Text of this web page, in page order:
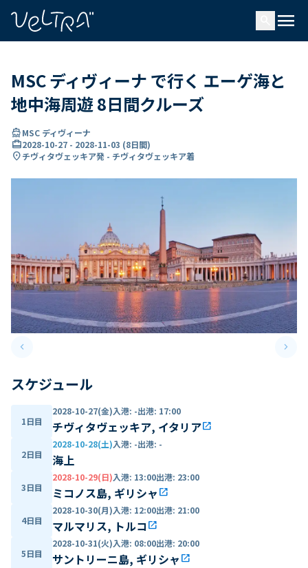
menu
MSC ディヴィーナ で行く エーゲ海と
地中海周遊 8日間クルーズ
directions_boatMSC ディヴィーナ
card_travel2028-10-27 - 2028-11-03 (8日間)
location_onチヴィタヴェッキア発 - チヴィタヴェッキア着
keyboard_arrow_leftPrevious slide keyboard_arrow_right
スケジュール
1日目
2028-10-27(金)入港: -出港: 17:00
チヴィタヴェッキア, イタリアopen_in_new
2日目
2028-10-28(土)入港: -出港: -
海上
3日目
2028-10-29(日)入港: 13:00出港: 23:00
ミコノス島, ギリシャ open_in_new
4日目
2028-10-30(月)入港: 12:00出港: 21:00
マルマリス, トルコ open_in_new
5日目
2028-10-31(火)入港: 08:00出港: 20:00
サントリーニ島, ギリシャ open_in_new